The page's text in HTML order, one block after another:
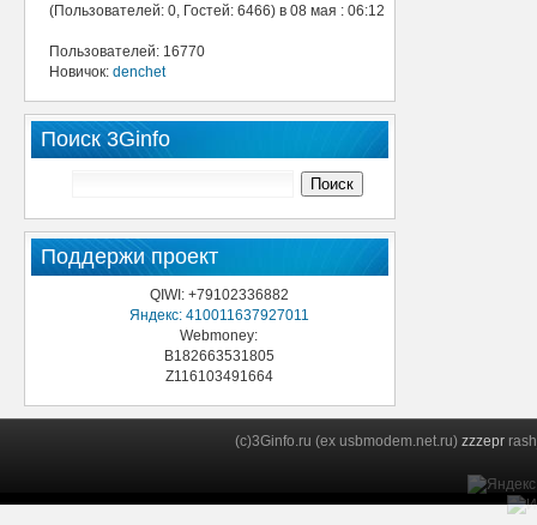
(Пользователей: 0, Гостей: 6466) в 08 мая : 06:12
Пользователей: 16770
Новичок: denchet
Поиск 3Ginfo
Поддержи проект
QIWI: +79102336882
Яндекс: 410011637927011
Webmoney:
B182663531805
Z116103491664
(c)3Ginfo.ru (ex usbmodem.net.ru) zzzepr